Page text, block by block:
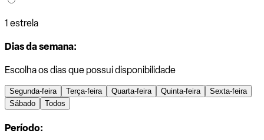
1 estrela
Dias da semana:
Escolha os dias que possui disponibilidade
Segunda-feira Terça-feira Quarta-feira Quinta-feira
Sexta-feira
Sábado
Todos
Período: